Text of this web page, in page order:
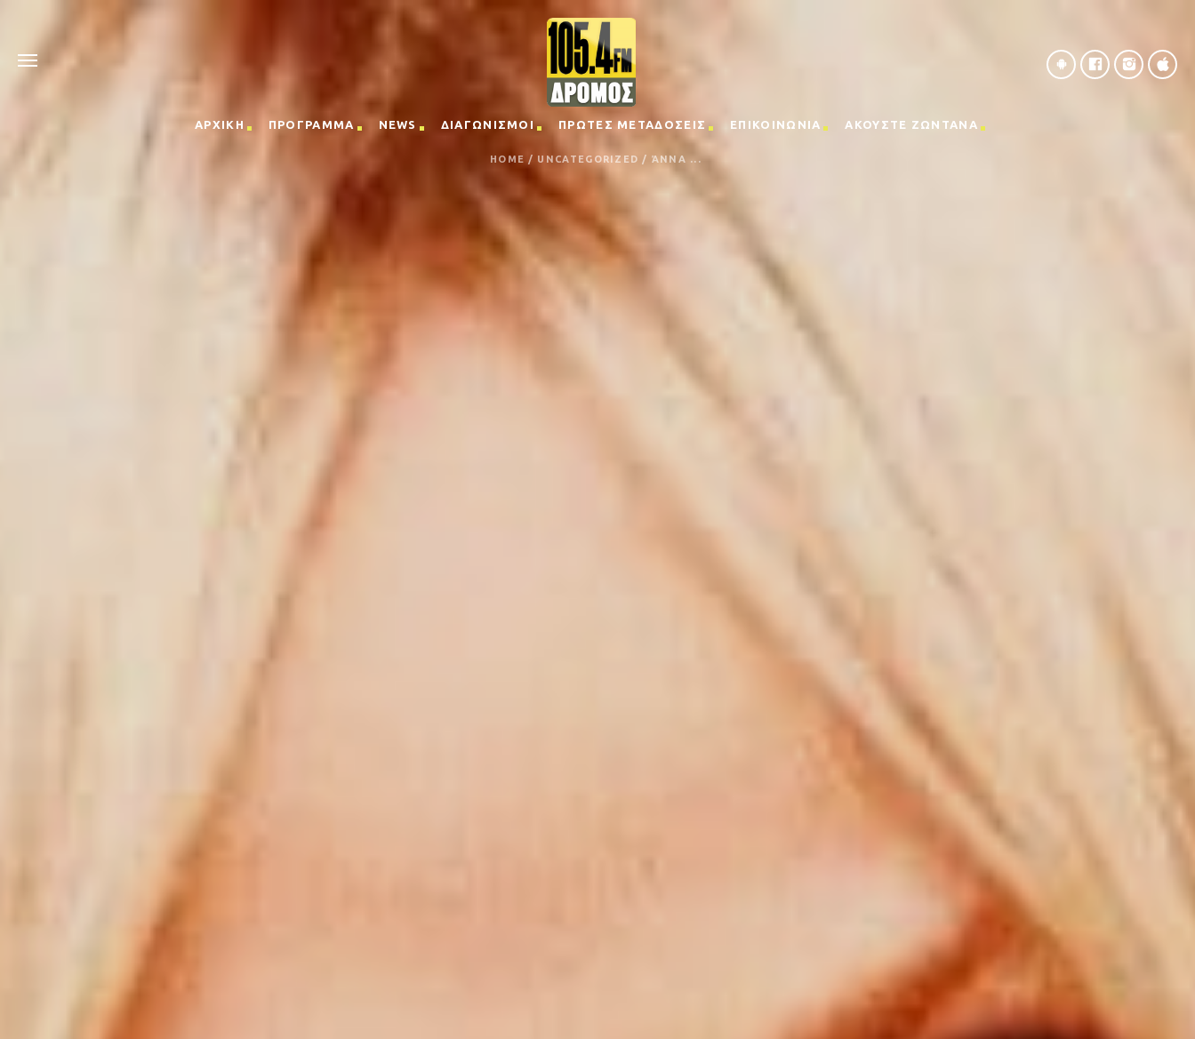
ΑΡΧΙΚΗ ΠΡΟΓΡΑΜΜΑ NEWS ΔΙΑΓΩΝΙΣΜΟΙ ΠΡΩΤΕΣ ΜΕΤΑΔΟΣΕΙΣ ΕΠΙΚΟΙΝΩΝΙΑ ΑΚΟΥΣΤΕ ΖΩΝΤΑΝΑ
HOME / UNCATEGORIZED / ΆΝΝΑ ...